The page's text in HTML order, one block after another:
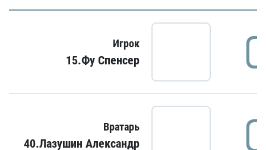
Игрок
15.Фу Спенсер
Вратарь
40.Лазушин Александр